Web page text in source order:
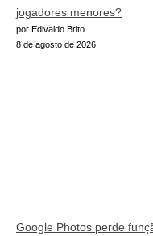
jogadores menores?
por Edivaldo Brito
8 de agosto de 2026
Google Photos perde